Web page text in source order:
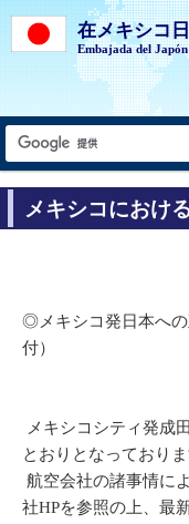
在メキシコ
Embajada del
メキシコにおけ
◎メキシコ発日本への
付）
メキシコシティ発成
とおりとなっており
航空会社の諸事情に
社HPを参照の上、最